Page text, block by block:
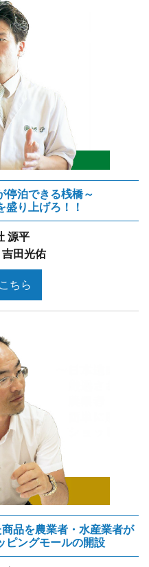
停泊できる桟橋～
盛り上げろ！！
源平
田光佑
ちら
品を農業者・水産業者が
ピングモールの開設